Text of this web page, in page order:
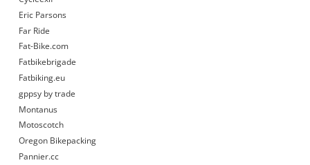
Eric Parsons
Far Ride
Fat-Bike.com
Fatbikebrigade
Fatbiking.eu
gppsy by trade
Montanus
Motoscotch
Oregon Bikepacking
Pannier.cc